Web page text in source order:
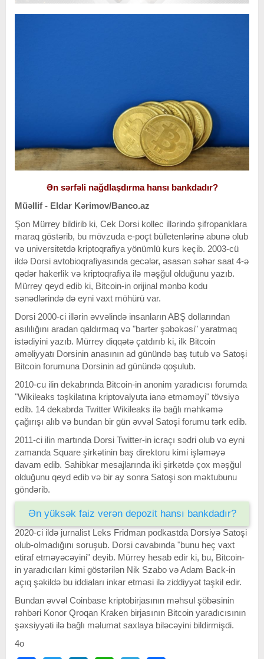
Ən sərfəli nağdlaşdırma hansı bankdadır?
Müəllif - Eldar Kərimov/Banco.az
Şon Mürrey bildirib ki, Cek Dorsi kollec illərində şifropanklara
maraq göstərib, bu mövzuda e-poçt bülletenlərinə abunə olub
və universitetdə kriptoqrafiya yönümlü kurs keçib. 2003-cü
ildə Dorsi avtobioqrafiyasında gecələr, əsasən səhər saat 4-ə
qədər hakerlik və kriptoqrafiya ilə məşğul olduğunu yazıb.
Mürrey qeyd edib ki, Bitcoin-in orijinal mənbə kodu
sənədlərində də eyni vaxt möhürü var.
Dorsi 2000-ci illərin əvvəlində insanların ABŞ dollarından
asılılığını aradan qaldırmaq və "barter şəbəkəsi" yaratmaq
istədiyini yazıb. Mürrey diqqətə çatdırıb ki, ilk Bitcoin
əməliyyatı Dorsinin anasının ad günündə baş tutub və Satoşi
Bitcoin forumuna Dorsinin ad günündə qoşulub.
2010-cu ilin dekabrında Bitcoin-in anonim yaradıcısı forumda
"Wikileaks təşkilatına kriptovalyuta ianə etməməyi" tövsiyə
edib. 14 dekabrda Twitter Wikileaks ilə bağlı məhkəmə
çağırışı alıb və bundan bir gün əvvəl Satoşi forumu tərk edib.
2011-ci ilin martında Dorsi Twitter-in icraçı sədri olub və eyni
zamanda Square şirkətinin baş direktoru kimi işləməyə
davam edib. Sahibkar mesajlarında iki şirkətdə çox məşğul
olduğunu qeyd edib və bir ay sonra Satoşi son məktubunu
göndərib.
Ən yüksək faiz verən depozit hansı bankdadır?
2020-ci ildə jurnalist Leks Fridman podkastda Dorsiyə Satoşi
olub-olmadığını soruşub. Dorsi cavabında "bunu heç vaxt
etiraf etməyəcəyini" deyib. Mürrey hesab edir ki, bu, Bitcoin-
in yaradıcıları kimi göstərilən Nik Szabo və Adam Back-in
açıq şəkildə bu iddiaları inkar etməsi ilə ziddiyyət təşkil edir.
Bundan əvvəl Coinbase kriptobirjasının məhsul şöbəsinin
rəhbəri Konor Qroqan Kraken birjasının Bitcoin yaradıcısının
şəxsiyyəti ilə bağlı məlumat saxlaya biləcəyini bildirmişdi.
4o